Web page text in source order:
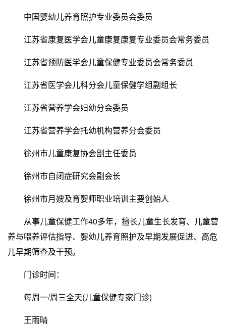
中国婴幼儿养育照护专业委员会委员
江苏省康复医学会儿童康复康复专业委员会常务委员
江苏省预防医学会儿童保健专业委员会常务委员
江苏省医学会儿科分会儿童保健学组副组长
江苏省营养学会妇幼分会委员
江苏省营养学会托幼机构营养分会委员
徐州市儿童康复协会副主任委员
徐州市自闭症研究会副会长
徐州市月嫂及育婴师职业培训主要创始人
从事儿童保健工作40多年，擅长儿童生长发育、儿童营
养与喂养评估指导、婴幼儿养育照护及早期发展促进、高危
儿早期筛查及干预。
门诊时间：
每周一/周三全天(儿童保健专家门诊)
王雨晴